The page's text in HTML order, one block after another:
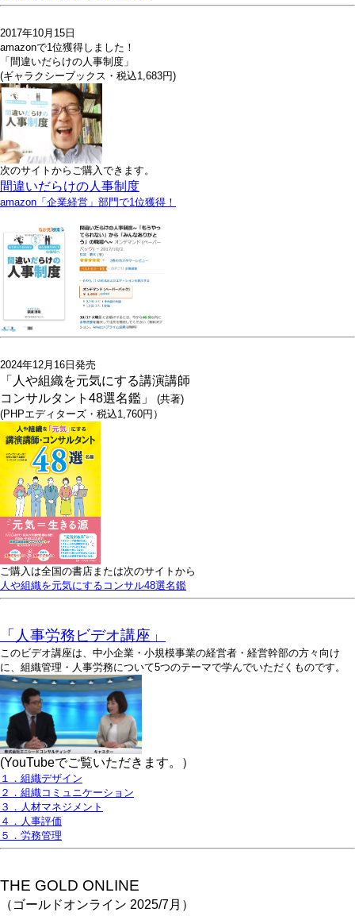
2017年10月15日
amazonで1位獲得しました！
「間違いだらけの人事制度」
(ギャラクシーブックス・税込1,683円)
次のサイトからご購入できます。
間違いだらけの人事制度
amazon「企業経営」部門で1位獲得！
2024年12月16日発売
「人や組織を元気にする講演講師
コンサルタント48選名鑑」 (共著)
(PHPエディターズ・税込1,760円）
ご購入は全国の書店または次のサイトから
人や組織を元気にするコンサル48選名鑑
「人事労務ビデオ講座」
このビデオ講座は、中小企業・小規模事業の経営者・経営幹部の方々向け
に、組織管理・人事労務について5つのテーマで学んでいただくものです。
(YouTubeでご覧いただきます。）
１．組織デザイン
２．組織コミュニケーション
３．人材マネジメント
４．人事評価
５．労務管理
THE GOLD ONLINE
（ゴールドオンライン 2025/7月）